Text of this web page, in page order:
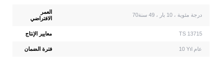
العمر
الافتراضي
70درجة مئوية ، 10 بار ، 49 سنة
معايير الإنتاج TS 13715
فترة الضمان 10 Yıl عام